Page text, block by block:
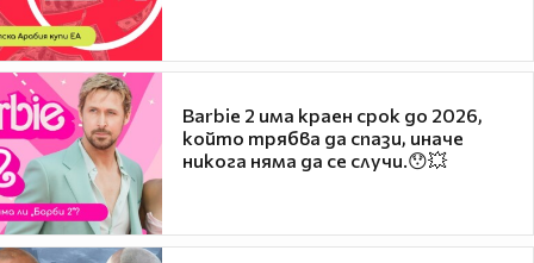
Barbie 2 има краен срок до 2026,
който трябва да спази, иначе
никога няма да се случи.😯💥